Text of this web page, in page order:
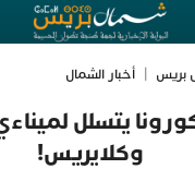
أخبار الشمال
يتسلل
وكلايريس!